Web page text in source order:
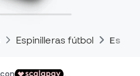
Espinilleras fútbol